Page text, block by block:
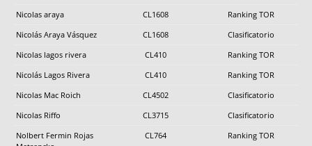
Nicolas araya
CL1608
Ranking TOR
Nicolás Araya Vásquez
CL1608
Clasificatorio
Nicolas lagos rivera
CL410
Ranking TOR
Nicolás Lagos Rivera
CL410
Ranking TOR
Nicolas Mac Roich
CL4502
Clasificatorio
Nicolas Riffo
CL3715
Clasificatorio
Nolbert Fermin Rojas
CL764 Ranking TOR